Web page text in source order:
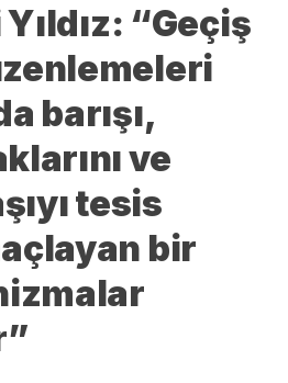
“Geçiş
barışı,
ve
tesis
bir